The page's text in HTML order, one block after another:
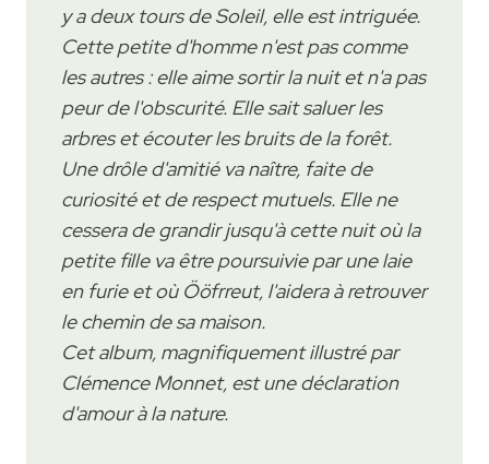
y a deux tours de Soleil, elle est intriguée.
Cette petite d'homme n'est pas comme
les autres : elle aime sortir la nuit et n'a pas
peur de l'obscurité. Elle sait saluer les
arbres et écouter les bruits de la forêt.
Une drôle d'amitié va naître, faite de
curiosité et de respect mutuels. Elle ne
cessera de grandir jusqu'à cette nuit où la
petite fille va être poursuivie par une laie
en furie et où Ööfrreut, l'aidera à retrouver
le chemin de sa maison.
Cet album, magnifiquement illustré par
Clémence Monnet, est une déclaration
d'amour à la nature.